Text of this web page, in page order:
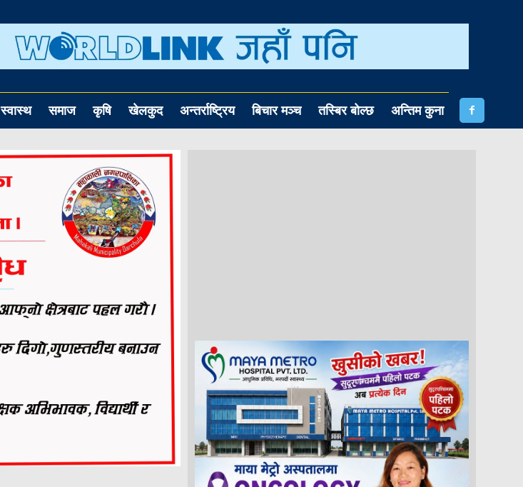
स्वास्थ समाज कृषि खेलकुद अन्तर्राष्ट्रिय बिचार मञ्च तस्बिर बोल्छ अन्तिम कुना